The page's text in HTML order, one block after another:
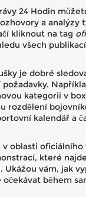
24 Hodin
a analýzy
kliknout na tag
všech
je dobré
kategorii v
rozdělení
kalendář a
oblasti oficiálního
které
vám, jak
během